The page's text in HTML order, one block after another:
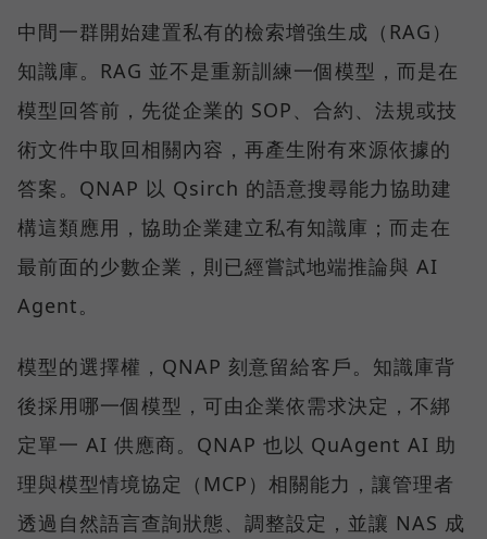
中間一群開始建置私有的檢索增強生成（RAG）
知識庫。RAG 並不是重新訓練一個模型，而是在
模型回答前，先從企業的 SOP、合約、法規或技
術文件中取回相關內容，再產生附有來源依據的
答案。QNAP 以 Qsirch 的語意搜尋能力協助建
構這類應用，協助企業建立私有知識庫；而走在
最前面的少數企業，則已經嘗試地端推論與 AI
Agent。
模型的選擇權，QNAP 刻意留給客戶。知識庫背
後採用哪一個模型，可由企業依需求決定，不綁
定單一 AI 供應商。QNAP 也以 QuAgent AI 助
理與模型情境協定（MCP）相關能力，讓管理者
透過自然語言查詢狀態、調整設定，並讓 NAS 成